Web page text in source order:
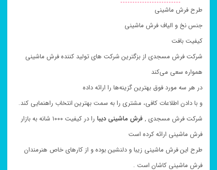
طرح فرش ماشینی
جنس نخ و الیاف فرش ماشینی
کیفیت بافت
شرکت فرش مسجدی از بزگترین شرکت های تولید کننده فرش ماشینی
همواره سعی می‌کند
در هر سه مورد فوق بهترین گزینه‌ها را ارائه داده
و با دادن اطلاعات کافی، مشتری را به سمت بهترین انتخاب راهنمایی کند.
شرکت فرش مسجدی , فرش ماشینی دیبا
را در کیفیت ۱۰۰۰ شانه به بازار
فرش ماشینی ارائه کرده است
طرح این فرش ماشینی زیبا و دلنشین بوده و از کارهای خاص هنرمندان
فرش ماشینی کاشان است .